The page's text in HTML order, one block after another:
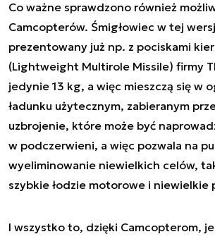
Co ważne sprawdzono również
Camcopterów. Śmigłowiec w tej
prezentowany już np. z pociskami
(Lightweight Multirole Missile) firmy
jedynie 13 kg, a więc mieszczą się w
ładunku użytecznym, zabieranym
uzbrojenie, które może być
w podczerwieni, a więc pozwala na
wyeliminowanie niewielkich celów,
szybkie łodzie motorowe i niewielkie
I wszystko to, dzięki Camcopterom,